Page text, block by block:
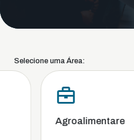
Selecione uma Área:
Agroalimentare